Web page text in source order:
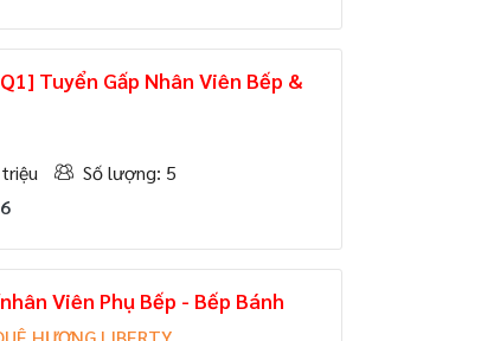
Tuyển Gấp Nhân Viên Bếp &
Số lượng: 5
Viên Phụ Bếp - Bếp Bánh